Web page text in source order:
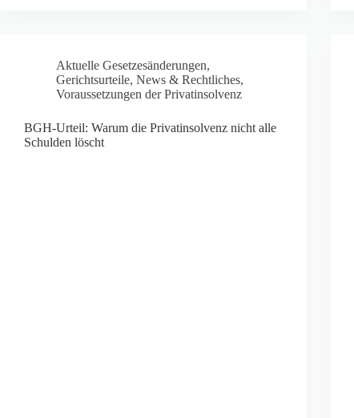
Aktuelle Gesetzesänderungen,
Gerichtsurteile, News & Rechtliches,
Voraussetzungen der Privatinsolvenz
BGH-Urteil: Warum die Privatinsolvenz nicht alle
Schulden löscht